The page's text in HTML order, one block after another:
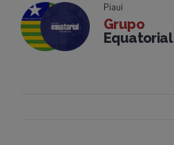
Piauí
Grupo
Equatorial